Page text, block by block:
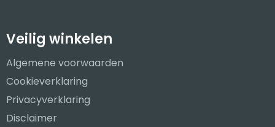
Veilig winkelen
Algemene voorwaarden
Cookieverklaring
Privacyverklaring
Disclaimer